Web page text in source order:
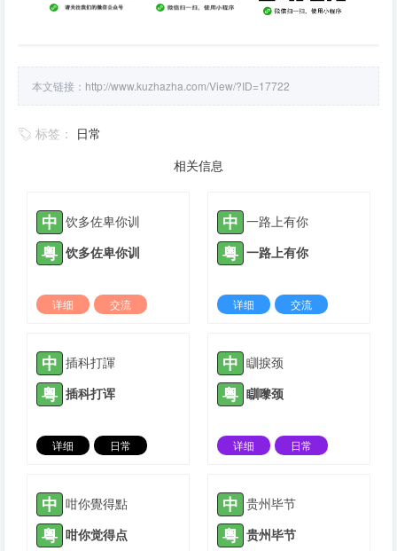
本文链接： http://www.kuzhazha.com/View/?ID=17722
标签： 日常
相关信息
中 饮多佐卑你训
粤 饮多佐卑你训
详细
交流
中 一路上有你
粤 一路上有你
详细
交流
中 插科打諢
粤 插科打诨
详细
日常
中 瞓捩颈
粤 瞓嚟颈
详细
日常
中 咁你覺得點
粤 咁你觉得点
中 贵州毕节
粤 贵州毕节